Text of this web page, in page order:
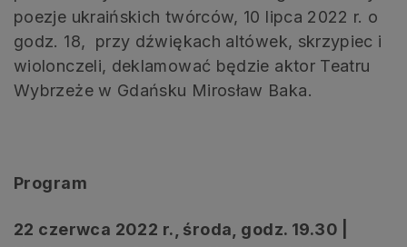
poezje ukraińskich twórców, 10 lipca 2022 r. o
godz. 18, przy dźwiękach altówek, skrzypiec i
wiolonczeli, deklamować będzie aktor Teatru
Wybrzeże w Gdańsku Mirosław Baka.
Program
22 czerwca 2022 r., środa, godz. 19.30 |